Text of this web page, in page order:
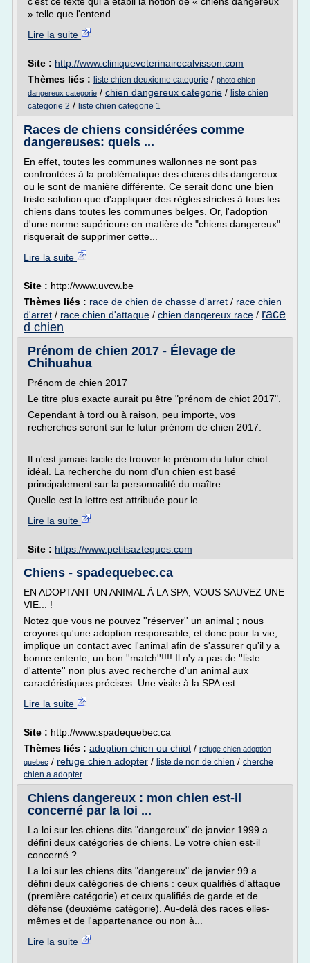
» telle que l'entend...
Lire la suite
Site : http://www.cliniqueveterinairecalvisson.com
Thèmes liés : liste chien deuxieme categorie / photo chien
dangereux categorie / chien dangereux categorie / liste chien
categorie 2 / liste chien categorie 1
Races de chiens considérées comme
dangereuses: quels ...
En effet, toutes les communes wallonnes ne sont pas
confrontées à la problématique des chiens dits dangereux
ou le sont de manière différente. Ce serait donc une bien
triste solution que d'appliquer des règles strictes à tous les
chiens dans toutes les communes belges. Or, l'adoption
d'une norme supérieure en matière de "chiens dangereux"
risquerait de supprimer cette...
Lire la suite
Site : http://www.uvcw.be
Thèmes liés : race de chien de chasse d'arret / race chien
d'arret / race chien d'attaque / chien dangereux race / race
d chien
Prénom de chien 2017 - Élevage de
Chihuahua
Prénom de chien 2017
Le titre plus exacte aurait pu être "prénom de chiot 2017".
Cependant à tord ou à raison, peu importe, vos
recherches seront sur le futur prénom de chien 2017.
Il n'est jamais facile de trouver le prénom du futur chiot
idéal. La recherche du nom d'un chien est basé
principalement sur la personnalité du maître.
Quelle est la lettre est attribuée pour le...
Lire la suite
Site : https://www.petitsazteques.com
Chiens - spadequebec.ca
EN ADOPTANT UN ANIMAL À LA SPA, VOUS SAUVEZ UNE
VIE... !
Notez que vous ne pouvez ''réserver'' un animal ; nous
croyons qu'une adoption responsable, et donc pour la vie,
implique un contact avec l'animal afin de s'assurer qu'il y a
bonne entente, un bon ''match''!!!! Il n'y a pas de ''liste
d'attente'' non plus avec recherche d'un animal aux
caractéristiques précises. Une visite à la SPA est...
Lire la suite
Site : http://www.spadequebec.ca
Thèmes liés : adoption chien ou chiot / refuge chien adoption
quebec / refuge chien adopter / liste de non de chien / cherche
chien a adopter
Chiens dangereux : mon chien est-il
concerné par la loi ...
La loi sur les chiens dits "dangereux" de janvier 1999 a
défini deux catégories de chiens. Le votre chien est-il
concerné ?
La loi sur les chiens dits "dangereux" de janvier 99 a
défini deux catégories de chiens : ceux qualifiés d'attaque
(première catégorie) et ceux qualifiés de garde et de
défense (deuxième catégorie). Au-delà des races elles-
mêmes et de l'appartenance ou non à...
Lire la suite